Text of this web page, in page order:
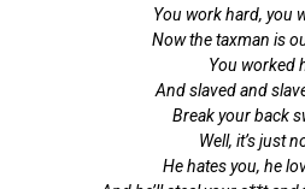
You work hard, you
Now the taxman is
You worked
And slaved and
Break your back
Well, it’s just
He hates you, he